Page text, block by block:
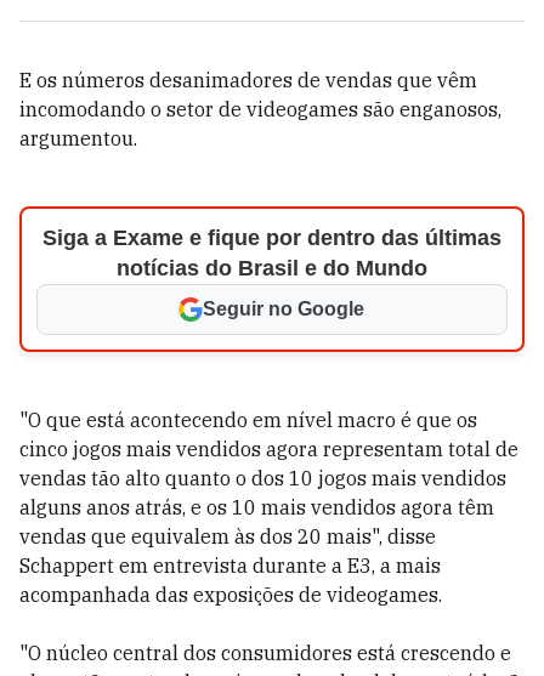
E os números desanimadores de vendas que vêm
incomodando o setor de videogames são enganosos,
argumentou.
Siga a Exame e fique por dentro das últimas
notícias do Brasil e do Mundo
Seguir no Google
"O que está acontecendo em nível macro é que os
cinco jogos mais vendidos agora representam total de
vendas tão alto quanto o dos 10 jogos mais vendidos
alguns anos atrás, e os 10 mais vendidos agora têm
vendas que equivalem às dos 20 mais", disse
Schappert em entrevista durante a E3, a mais
acompanhada das exposições de videogames.
"O núcleo central dos consumidores está crescendo e